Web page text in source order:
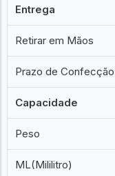
Entrega
Retirar em Mãos
Prazo de Confecção
Capacidade
Peso
ML(Mililitro)